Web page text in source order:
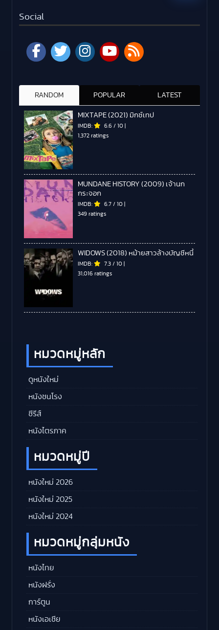
Social
RANDOM POPULAR LATEST
MIXTAPE (2021) มิกซ์เทป
IMDB: 6.6 / 10 |
1,372 ratings
MUNDANE HISTORY (2009) เจ้านก
กระจอก
IMDB: 6.7 / 10 |
349 ratings
WIDOWS (2018) หม้ายสาวล้างบัญชีหนี้
IMDB: 7.3 / 10 |
31,016 ratings
หมวดหมู่หลัก
ดูหนังใหม่
หนังชนโรง
ซีรีส์
หนังไตรภาค
หมวดหมู่ปี
หนังใหม่ 2026
หนังใหม่ 2025
หนังใหม่ 2024
หมวดหมู่กลุ่มหนัง
หนังไทย
หนังฝรั่ง
การ์ตูน
หนังเอเชีย